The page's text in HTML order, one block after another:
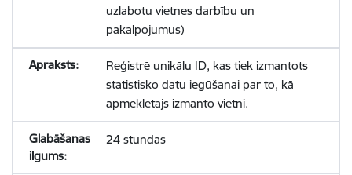
uzlabotu vietnes darbību un
pakalpojumus)
Reģistrē unikālu ID, kas tiek izmantots
statistisko datu iegūšanai par to, kā
apmeklētājs izmanto vietni.
24 stundas